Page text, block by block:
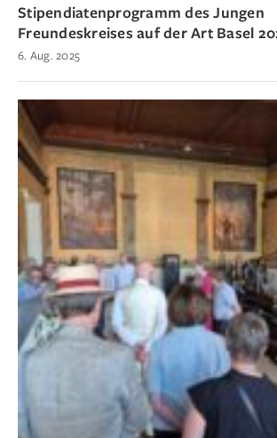
Stipendiatenprogramm des Jungen
Freundeskreises auf der Art Basel
6. Aug. 2025